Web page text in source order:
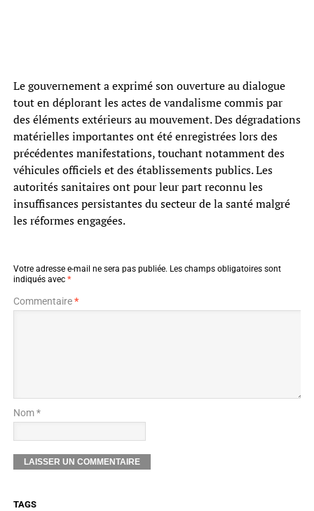
Le gouvernement a exprimé son ouverture au dialogue
tout en déplorant les actes de vandalisme commis par
des éléments extérieurs au mouvement. Des dégradations
matérielles importantes ont été enregistrées lors des
précédentes manifestations, touchant notamment des
véhicules officiels et des établissements publics. Les
autorités sanitaires ont pour leur part reconnu les
insuffisances persistantes du secteur de la santé malgré
les réformes engagées.
Votre adresse e-mail ne sera pas publiée. Les champs obligatoires sont
indiqués avec *
Commentaire*
Nom *
TAGS